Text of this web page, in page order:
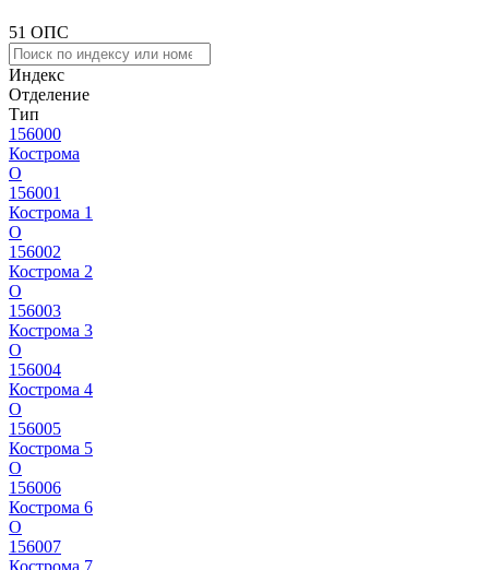
51 ОПС
Индекс
Отделение
Тип
156000
Кострома
О
156001
Кострома 1
О
156002
Кострома 2
О
156003
Кострома 3
О
156004
Кострома 4
О
156005
Кострома 5
О
156006
Кострома 6
О
156007
Кострома 7